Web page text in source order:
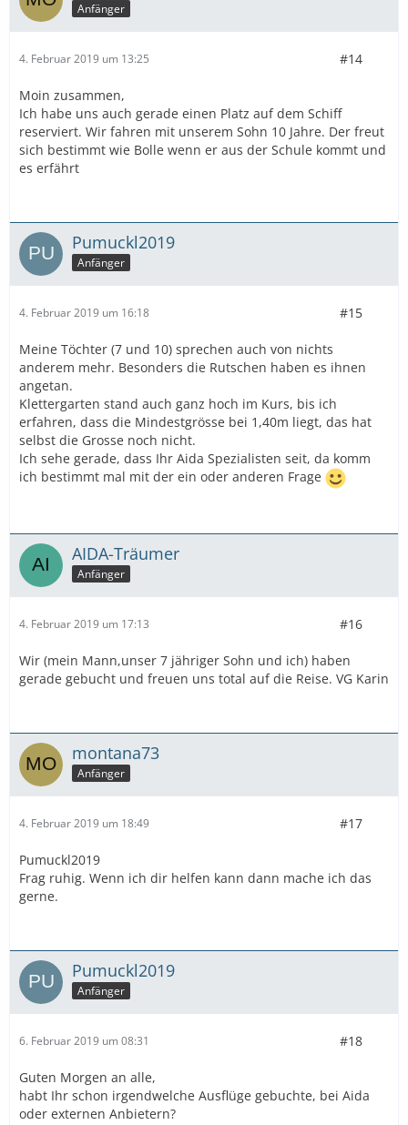
Anfänger
4. Februar 2019 um 13:25 #14
Moin zusammen,
Ich habe uns auch gerade einen Platz auf dem Schiff
reserviert. Wir fahren mit unserem Sohn 10 Jahre. Der freut
sich bestimmt wie Bolle wenn er aus der Schule kommt und
es erfährt
Pumuckl2019
Anfänger
4. Februar 2019 um 16:18 #15
Meine Töchter (7 und 10) sprechen auch von nichts
anderem mehr. Besonders die Rutschen haben es ihnen
angetan.
Klettergarten stand auch ganz hoch im Kurs, bis ich
erfahren, dass die Mindestgrösse bei 1,40m liegt, das hat
selbst die Grosse noch nicht.
Ich sehe gerade, dass Ihr Aida Spezialisten seit, da komm
ich bestimmt mal mit der ein oder anderen Frage
AIDA-Träumer
Anfänger
4. Februar 2019 um 17:13 #16
Wir (mein Mann,unser 7 jähriger Sohn und ich) haben
gerade gebucht und freuen uns total auf die Reise. VG Karin
montana73
Anfänger
4. Februar 2019 um 18:49 #17
Pumuckl2019
Frag ruhig. Wenn ich dir helfen kann dann mache ich das
gerne.
Pumuckl2019
Anfänger
6. Februar 2019 um 08:31 #18
Guten Morgen an alle,
habt Ihr schon irgendwelche Ausflüge gebuchte, bei Aida
oder externen Anbietern?